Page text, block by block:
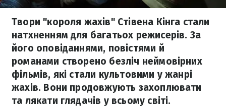
Твори "короля жахів" Стівена Кінга стали
натхненням для багатьох режисерів. За
його оповіданнями, повістями й
романами створено безліч неймовірних
фільмів, які стали культовими у жанрі
жахів. Вони продовжують захоплювати
та лякати глядачів у всьому світі.